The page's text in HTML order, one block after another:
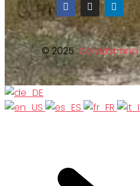
© 2025CalviaStrand